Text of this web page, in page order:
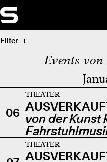
Filter
Events von
06
THEATER
von der Kunst
THEATER